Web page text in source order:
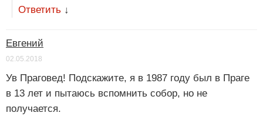
Ответить ↓
Евгений
02.05.2018
Ув Праговед! Подскажите, я в 1987 году был в Праге
в 13 лет и пытаюсь вспомнить собор, но не
получается.